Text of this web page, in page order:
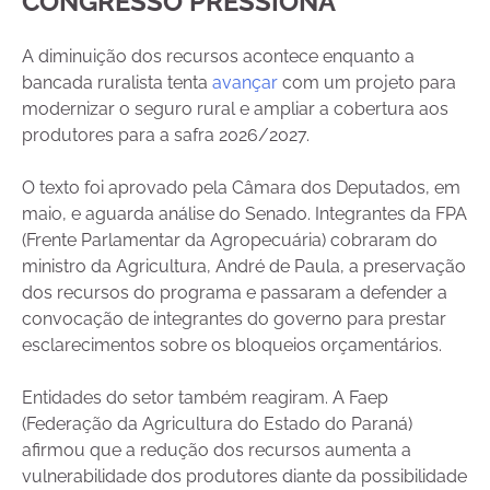
A diminuição dos recursos acontece enquanto a
bancada ruralista tenta avançar com um projeto para
modernizar o seguro rural e ampliar a cobertura aos
produtores para a safra 2026/2027.
O texto foi aprovado pela Câmara dos Deputados, em
maio, e aguarda análise do Senado. Integrantes da FPA
(Frente Parlamentar da Agropecuária) cobraram do
ministro da Agricultura, André de Paula, a preservação
dos recursos do programa e passaram a defender a
convocação de integrantes do governo para prestar
esclarecimentos sobre os bloqueios orçamentários.
Entidades do setor também reagiram. A Faep
(Federação da Agricultura do Estado do Paraná)
afirmou que a redução dos recursos aumenta a
vulnerabilidade dos produtores diante da possibilidade